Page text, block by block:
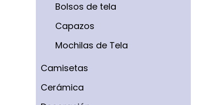
Bolsos de tela
Capazos
Mochilas de Tela
Camisetas
Cerámica